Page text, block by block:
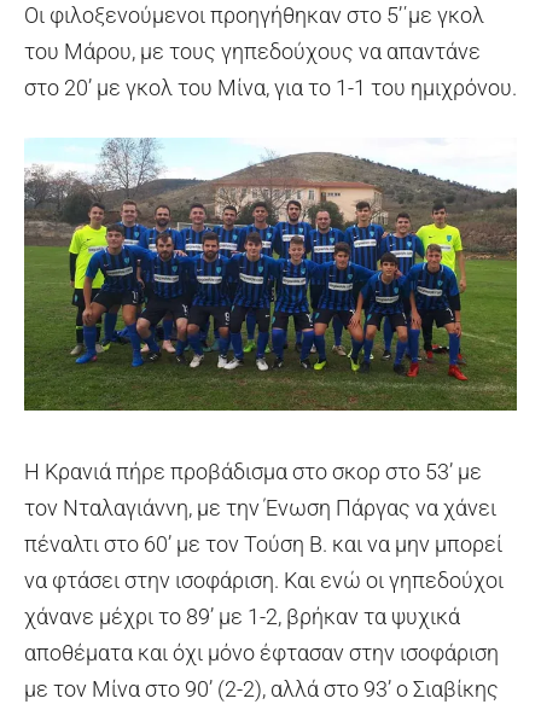
Οι φιλοξενούμενοι προηγήθηκαν στο 5’΄με γκολ
του Μάρου, με τους γηπεδούχους να απαντάνε
στο 20’ με γκολ του Μίνα, για το 1-1 του ημιχρόνου.
H Kρανιά πήρε προβάδισμα στο σκορ στο 53’ με
τον Νταλαγιάννη, με την Ένωση Πάργας να χάνει
πέναλτι στο 60’ με τον Τούση Β. και να μην μπορεί
να φτάσει στην ισοφάριση. Και ενώ οι γηπεδούχοι
χάνανε μέχρι το 89’ με 1-2, βρήκαν τα ψυχικά
αποθέματα και όχι μόνο έφτασαν στην ισοφάριση
με τον Μίνα στο 90’ (2-2), αλλά στο 93’ ο Σιαβίκης